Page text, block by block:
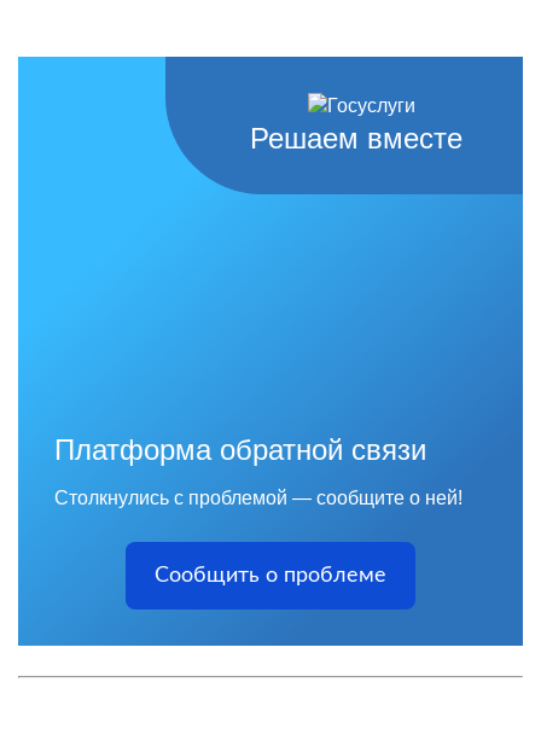
Решаем вместе
Платформа обратной связи
Столкнулись с проблемой — сообщите о ней!
Сообщить о проблеме